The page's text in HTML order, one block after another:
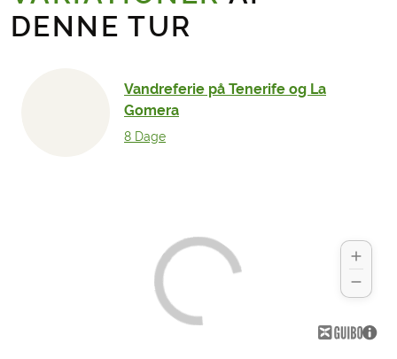
DENNE TUR
Vandreferie på Tenerife og La
Gomera
8 Dage